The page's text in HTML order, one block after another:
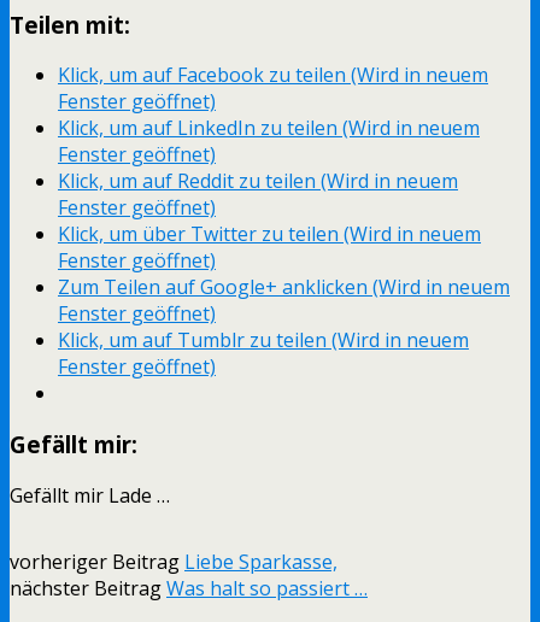
Teilen mit:
Klick, um auf Facebook zu teilen (Wird in neuem
Fenster geöffnet)
Klick, um auf LinkedIn zu teilen (Wird in neuem
Fenster geöffnet)
Klick, um auf Reddit zu teilen (Wird in neuem
Fenster geöffnet)
Klick, um über Twitter zu teilen (Wird in neuem
Fenster geöffnet)
Zum Teilen auf Google+ anklicken (Wird in neuem
Fenster geöffnet)
Klick, um auf Tumblr zu teilen (Wird in neuem
Fenster geöffnet)
Gefällt mir:
Gefällt mir Lade …
vorheriger Beitrag Liebe Sparkasse,
nächster BeitragWas halt so passiert …